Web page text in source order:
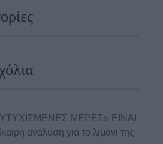
ΜΕΡΕΣ» ΕΙΝΑΙ
ανάλυση για το λιμάνι της